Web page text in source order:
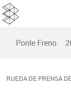
Ponle Freno
RUEDA DE PRENSA